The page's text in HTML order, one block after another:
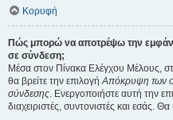
Κορυφή
Πώς μπορώ να αποτρέψω την
σε σύνδεση;
Μέσα στον Πίνακα Ελέγχου Μέλους,
θα βρείτε την επιλογήΑπόκρυψη των
σύνδεσης. Ενεργοποιήστε αυτή την
διαχειριστές, συντονιστές και εσάς.